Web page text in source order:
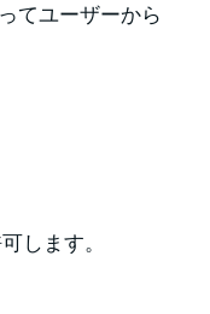
てユーザーから
します。